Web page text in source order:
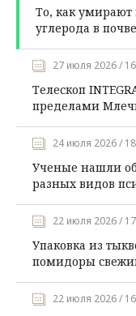
То, как
углерода в
27 июля 2026 /
Телескоп
пределами
24 июля 2026 /
Ученые нашли
разных видов
22 июля 2026 /
Упаковка из
помидоры
22 июля 2026 /